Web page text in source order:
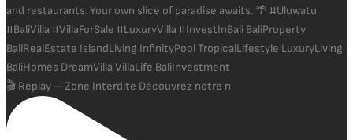
🎬 Replay – Zone Interdite Découvrez notre n